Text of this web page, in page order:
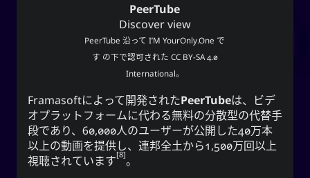
PeerTube
Discover view
PeerTube 沿ってI’M YourOnly.One で
す の下で認可された CC BY-SA 4.0
International。
Framasoftによって開発されたPeerTubeは、ビデ
オプラットフォームに代わる無料の分散型の代替手
段であり、60,000人のユーザーが公開した40万本
以上の動画を提供し、連邦全土から1,500万回以上
視聴されています 8 。